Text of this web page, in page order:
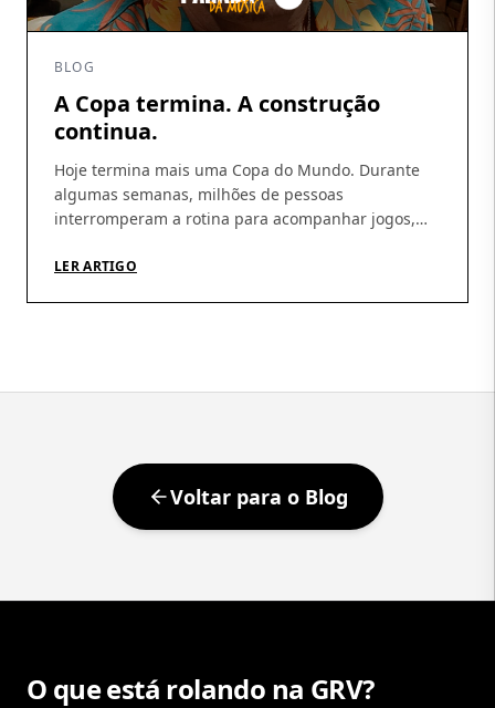
BLOG
A Copa termina. A construção
continua.
Hoje termina mais uma Copa do Mundo. Durante
algumas semanas, milhões de pessoas
interromperam a rotina para acompanhar jogos,
acreditar. A Copa tem essa capacidade rara de
LER ARTIGO
Voltar para o Blog
O que está rolando na GRV?